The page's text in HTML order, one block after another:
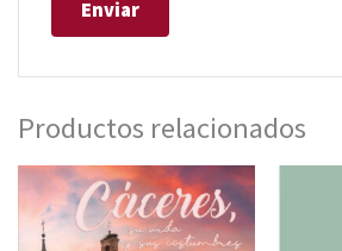
Productos relacionados